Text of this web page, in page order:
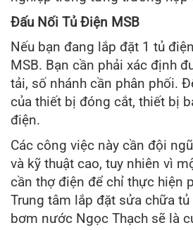
Đấu Nối Tủ Điện MSB
Nếu bạn đang lắp đặt 1 tủ
MSB. Bạn cần phải xác định
tải, số nhánh cần phân phối.
của thiết bị đóng cắt, thiết bị
điện.
Các công việc này cần đội
và kỹ thuật cao, tuy nhiên vì
cần thợ điện để chỉ thực hiện
Trung tâm lắp đặt sửa chữa
bơm nước Ngọc Thạch sẽ là